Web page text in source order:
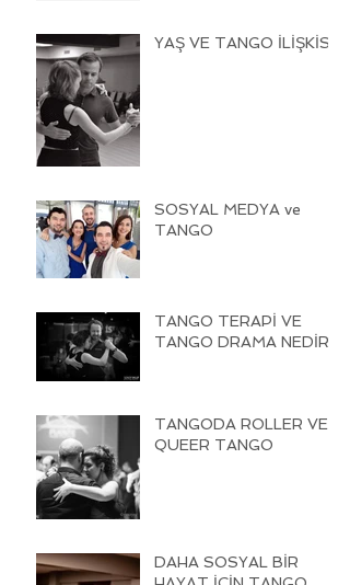
YAŞ VE TANGO İLİŞKİSİ
SOSYAL MEDYA ve
TANGO
TANGO TERAPİ VE
TANGO DRAMA NEDİR
TANGODA ROLLER VE
QUEER TANGO
DAHA SOSYAL BİR